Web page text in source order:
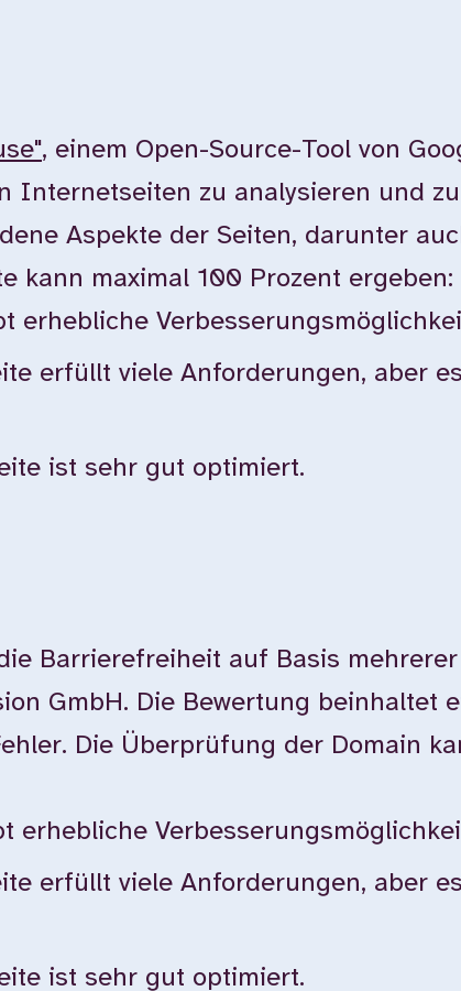
, einem Open-Source-Tool von
Internetseiten zu analysieren und
Aspekte der Seiten, darunter
kann maximal 100 Prozent ergeben:
erhebliche
erfüllt viele Anforderungen, aber
ist sehr gut optimiert.
Barrierefreiheit auf Basis
GmbH. Die Bewertung beinhaltet
Die Überprüfung der Domain
erhebliche
erfüllt viele Anforderungen, aber
ist sehr gut optimiert.